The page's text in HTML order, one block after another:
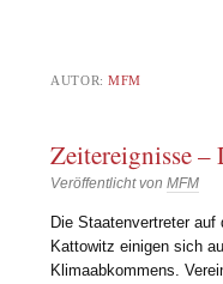
AUTOR:MFM
Zeitereignisse –
Veröffentlicht vonMFM
Die Staatenvertreter
Kattowitz einigen sich
Klimaabkommens.